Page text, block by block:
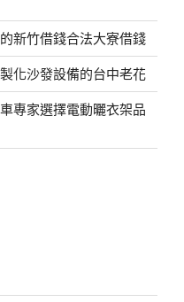
新竹借錢合法大寮借錢
化沙發設備的台中老花
專家選擇電動曬衣架品